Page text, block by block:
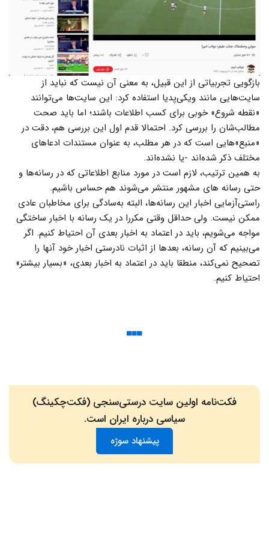
بازگویی تجربیاتی از این قبیل، به معنی آن نیست که نباید از
سایت‌هایی مانند ویکی‌پدیا استفاده کرد: این سایت‌ها می‌توانند
«نقطه شروع» خوبی برای کسب اطلاعات باشند؛ اما باید صحت
مطالب‌شان را بررسی کرد. احتمالا قدم اول این بررسی هم، دقت در
«منبع»هایی است که در هر مطلب، به عنوان مستندات ادعاهای
مختلف ذکر شده‌اند -یا نشده‌اند.
به همین ترتیب، لازم است در مورد منابع اطلاعاتی که در رسانه‌ها و
حتی رسانه های مشهور منتشر می‌شوند هم حساس باشیم.
راستی‌آزمایی اخبار این رسانه‌ها، البته به‌سادگی برای مخاطبان عادی
ممکن نیست. ولی حداقل وقتی مکررا در یک رسانه با اخبار ساختگی
مواجه می‌شویم، باید در اعتماد به اخبار بعدی آن احتیاط کنیم. اگر
می‌بینیم که آن رسانه، بعدها از اثبات نادرستی اخبار خود آنها را
تصحیح نمی‌کند، منطقا باید در اعتماد به اخبار بعدی، «بسیار بیشتر»
احتیاط کنیم.
فکت‌نامه اولین سایت درستی‌سنجی (فکت‌چکینگ)
سیاسی درباره ایران است.
پیشنهاد سوژه